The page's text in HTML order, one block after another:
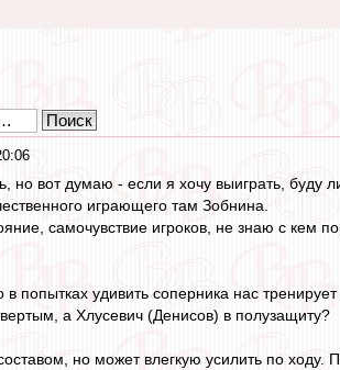
но вот думаю - если я хочу выиграть,
играющего там Зобнина.
самочувствие игроков, не знаю с кем
в попытках удивить соперника нас
а Хлусевич (Денисов) в полузащиту?
но может влегкую усилить по ходу.